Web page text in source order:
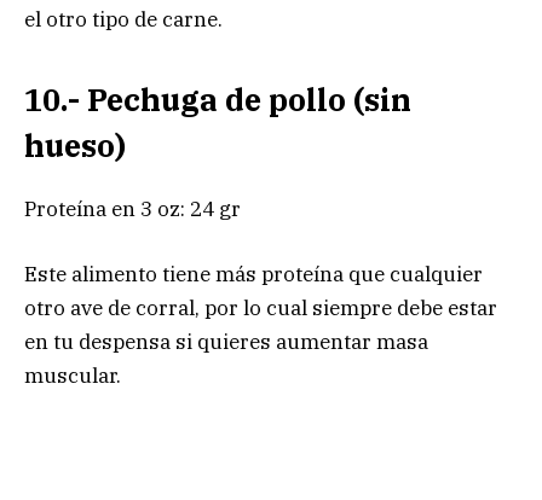
el otro tipo de carne.
10.- Pechuga de pollo (sin
hueso)
Proteína en 3 oz: 24 gr
Este alimento tiene más proteína que cualquier
otro ave de corral, por lo cual siempre debe estar
en tu despensa si quieres aumentar masa
muscular.